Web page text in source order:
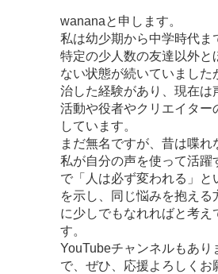
wananaと申します。
私は幼少期から中学時代ま
特定の少人数の友達以外と
ない状態が続いていました
治した経験があり、現在は
活動や役者やクリエイター
しています。
まだ無名ですが、昔は喋れ
私が自分の声を使って活躍
で「人は必ず変われる」と
を示し、同じ悩みを抱える
に少しでもなれればと考え
す。
YouTubeチャンネルもあり
で、ぜひ、応援よろしくお